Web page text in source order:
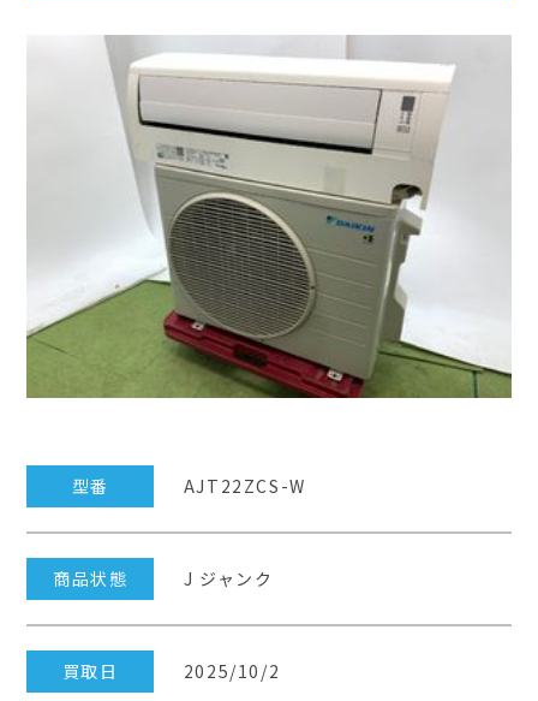
型番 AJT22ZCS-W
商品状態 J ジャンク
買取日 2025/10/2